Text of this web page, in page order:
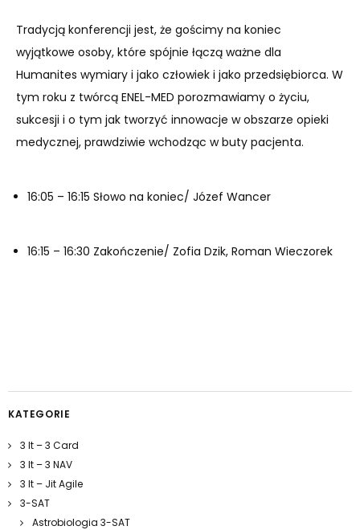
Tradycją konferencji jest, że gościmy na koniec
wyjątkowe osoby, które spójnie łączą ważne dla
Humanites wymiary i jako człowiek i jako przedsiębiorca. W
tym roku z twórcą ENEL-MED porozmawiamy o życiu,
sukcesji i o tym jak tworzyć innowacje w obszarze opieki
medycznej, prawdziwie wchodząc w buty pacjenta.
16:05 – 16:15 Słowo na koniec/ Józef Wancer
16:15 – 16:30 Zakończenie/ Zofia Dzik, Roman Wieczorek
KATEGORIE
3 It – 3 Card
3 It – 3 NAV
3 It – Jit Agile
3-SAT
Astrobiologia 3-SAT